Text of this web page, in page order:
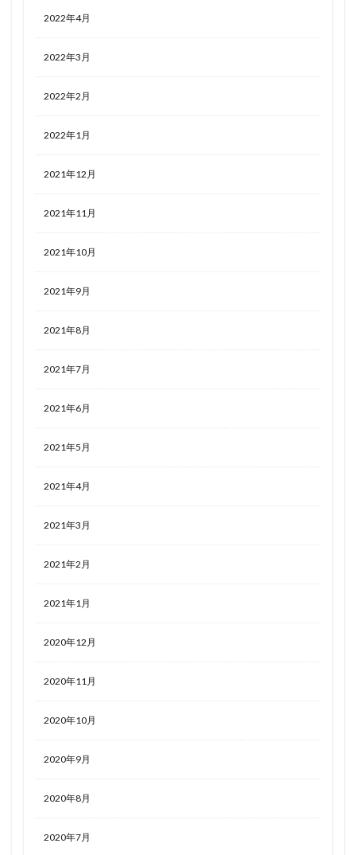
2022年4月
2022年3月
2022年2月
2022年1月
2021年12月
2021年11月
2021年10月
2021年9月
2021年8月
2021年7月
2021年6月
2021年5月
2021年4月
2021年3月
2021年2月
2021年1月
2020年12月
2020年11月
2020年10月
2020年9月
2020年8月
2020年7月